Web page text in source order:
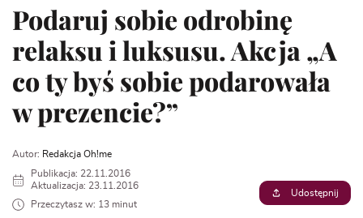
Podaruj sobie odrobinę
relaksu i luksusu. Akcja „A
co ty byś sobie podarowała
w prezencie?”
Autor: Redakcja Oh!me
Publikacja: 22.11.2016
Aktualizacja: 23.11.2016
Przeczytasz w: 13 minut
Udostępnij